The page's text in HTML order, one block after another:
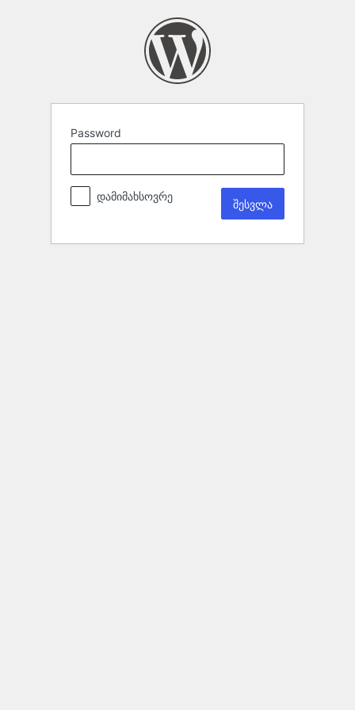
Password
დამიმახსოვრე